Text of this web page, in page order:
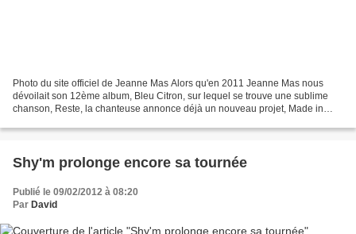
Photo du site officiel de Jeanne Mas Alors qu'en 2011 Jeanne Mas nous
dévoilait son 12ème album, Bleu Citron, sur lequel se trouve une sublime
chanson, Reste, la chanteuse annonce déjà un nouveau projet, Made in
Shy'm prolonge encore sa tournée
Publié le 09/02/2012 à 08:20
Par David